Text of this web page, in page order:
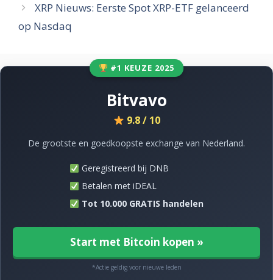
XRP Nieuws: Eerste Spot XRP-ETF gelanceerd
op Nasdaq
#1 KEUZE 2025
Bitvavo
9.8 / 10
De grootste en goedkoopste exchange van Nederland.
Geregistreerd bij DNB
Betalen met iDEAL
Tot 10.000 GRATIS handelen
Start met Bitcoin kopen »
*Actie geldig voor nieuwe leden